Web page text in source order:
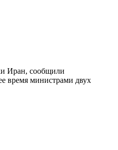
Иран, сообщили
время министрами двух